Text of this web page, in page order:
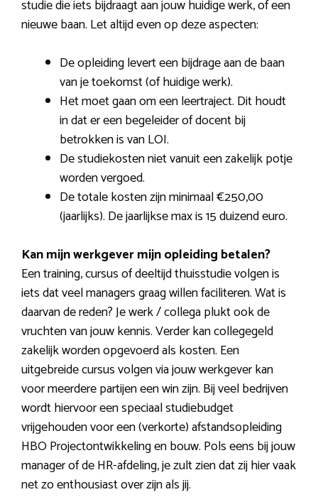
studie die iets bijdraagt aan jouw huidige werk, of een
nieuwe baan. Let altijd even op deze aspecten:
De opleiding levert een bijdrage aan de baan
van je toekomst (of huidige werk).
Het moet gaan om een leertraject. Dit houdt
in dat er een begeleider of docent bij
betrokken is van LOI.
De studiekosten niet vanuit een zakelijk potje
worden vergoed.
De totale kosten zijn minimaal €250,00
(jaarlijks). De jaarlijkse max is 15 duizend euro.
Kan mijn werkgever mijn opleiding betalen?
Een training, cursus of deeltijd thuisstudie volgen is
iets dat veel managers graag willen faciliteren. Wat is
daarvan de reden? Je werk / collega plukt ook de
vruchten van jouw kennis. Verder kan collegegeld
zakelijk worden opgevoerd als kosten. Een
uitgebreide cursus volgen via jouw werkgever kan
voor meerdere partijen een win zijn. Bij veel bedrijven
wordt hiervoor een speciaal studiebudget
vrijgehouden voor een (verkorte) afstandsopleiding
HBO Projectontwikkeling en bouw. Pols eens bij jouw
manager of de HR-afdeling, je zult zien dat zij hier vaak
net zo enthousiast over zijn als jij.